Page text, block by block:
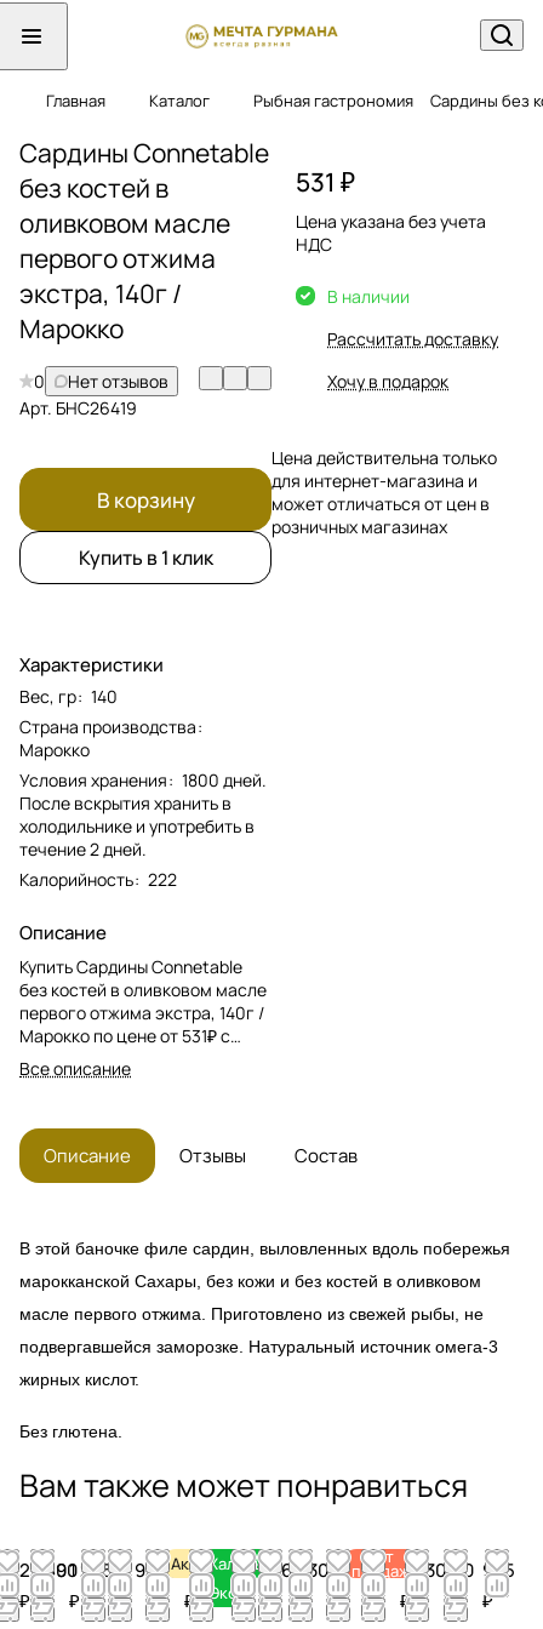
Главная Каталог Рыбная гастрономия Сардины без
Сардины Connetable
без костей в
оливковом масле
первого отжима
экстра, 140г /
Марокко
0
Нет отзывов
Арт. БНС26419
В корзину
Купить в 1 клик
Характеристики
Вес, гр: 140
Страна производства:
Марокко
Условия хранения: 1800 дней.
После вскрытия хранить в
холодильнике и употребить в
течение 2 дней.
Калорийность: 222
Описание
Купить Сардины Connetable
без костей в оливковом масле
первого отжима экстра, 140г /
Марокко по цене от 531₽ с
доставкой в Москве и МО.
Изысканный подарок.
Все описание
531 ₽
Цена указана без учета
НДС
В наличии
Рассчитать доставку
Хочу в подарок
Цена действительна только
для интернет-магазина и
может отличаться от цен в
розничных магазинах
Описание Отзывы Состав
В этой баночке филе сардин, выловленных вдоль побережья
марокканской Сахары, без кожи и без костей в оливковом
масле первого отжима. Приготовлено из свежей рыбы, не
подвергавшейся заморозке. Натуральный источник омега-3
жирных кислот.
Без глютена.
Вам также может понравиться
2 550
₽
1 490
₽
1 245
₽
5 950
₽
Акция
350
₽
Халяль
Эко
1 275
₽
900
₽
1 670
₽
930
₽
Хит
продаж
5 910
₽
2 820
₽
2 930
₽
730
₽
985
₽